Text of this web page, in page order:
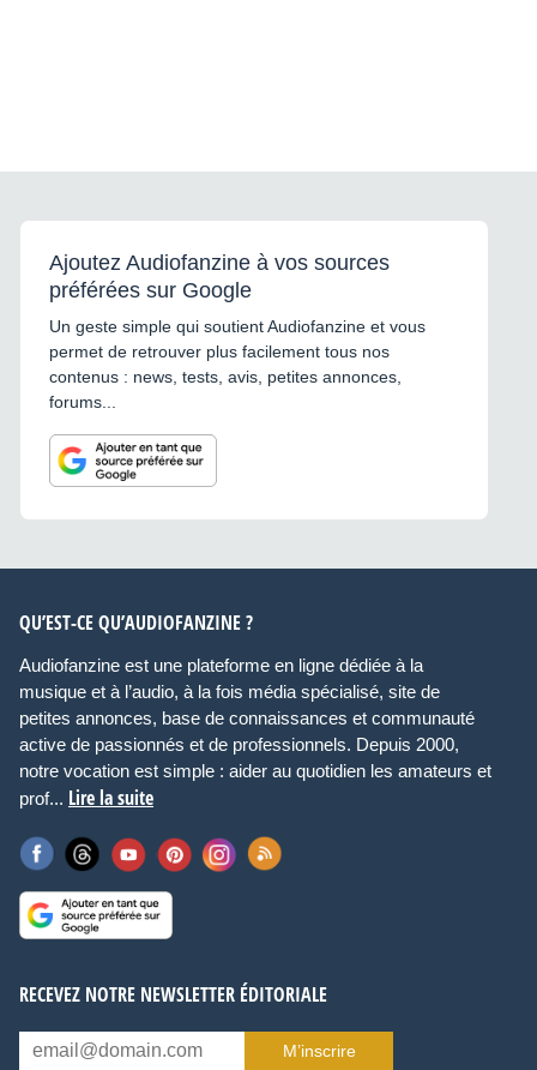
Ajoutez Audiofanzine à vos sources
préférées sur Google
Un geste simple qui soutient Audiofanzine et vous
permet de retrouver plus facilement tous nos
contenus : news, tests, avis, petites annonces,
forums...
QU’EST-CE QU’AUDIOFANZINE ?
Audiofanzine est une plateforme en ligne dédiée à la
musique et à l’audio, à la fois média spécialisé, site de
petites annonces, base de connaissances et communauté
active de passionnés et de professionnels. Depuis 2000,
notre vocation est simple : aider au quotidien les amateurs et
prof... Lire la suite
RECEVEZ NOTRE NEWSLETTER ÉDITORIALE
M’inscrire